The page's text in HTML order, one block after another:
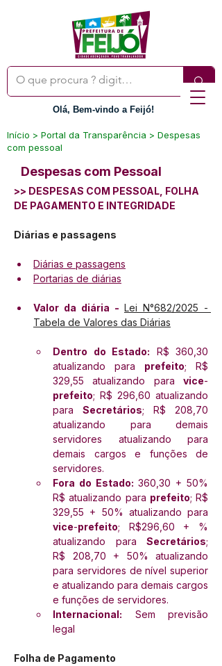
Olá, Bem-vindo a Feijó!
Início > Portal da Transparência > Despesas
com pessoal
Despesas com Pessoal
>> DESPESAS COM PESSOAL, FOLHA
DE PAGAMENTO E INTEGRIDADE
Diárias e passagens
Diárias e passagens
Portarias de diárias
Valor da diária - Lei N°682/2025 -
Tabela de Valores das Diárias
Dentro do Estado: R$ 360,30
atualizando para prefeito; R$
329,55 atualizando para vice-
prefeito; R$ 296,60 atualizando
para Secretários; R$ 208,70
atualizando para demais
servidores atualizando para
demais cargos e funções de
servidores.
Fora do Estado: 360,30 + 50%
R$ atualizando para prefeito; R$
vice-prefeito; R$296,60 + %
atualizando para Secretários;
R$ 208,70 + 50% atualizando
para servidores de nível superior
e atualizando para demais cargos
e funções de servidores.
Internacional: Sem previsão
legal
Folha de Pagamento